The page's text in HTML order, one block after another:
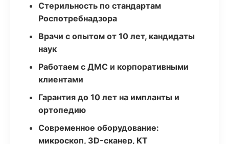
Стерильность по стандартам
Роспотребнадзора
Врачи с опытом от 10 лет, кандидаты
наук
Работаем с ДМС и корпоративными
клиентами
Гарантия до 10 лет на импланты и
ортопедию
Современное оборудование:
микроскоп, 3D-сканер, КТ